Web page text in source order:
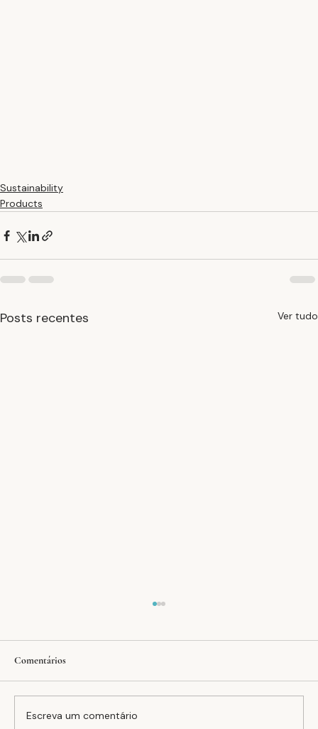
Sustainability
Products
Posts recentes Ver tudo
Dias Mundial da Saúde
Comentários
Escreva um comentário